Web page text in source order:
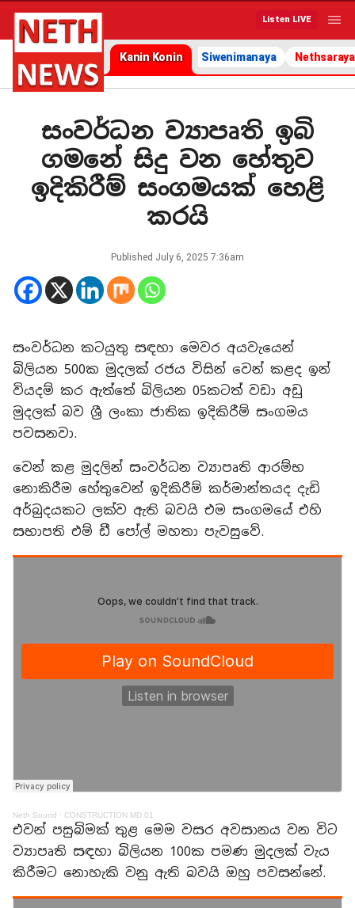
Listen LIVE
Kanin Konin Siwenimanaya Nethsaraya
සංවර්ධන ව්‍යාපෘති ඉබි
ගමනේ සිදු වන හේතුව
ඉදිකිරීම් සංගමයක් හෙළි
කරයි
Published July 6, 2025 7:36am
සංවර්ධන කටයුතු සඳහා මෙවර අයවැයෙන්
බිලියන 500ක මුදලක් රජය විසින් වෙන් කළද ඉන්
වියදම් කර ඇත්තේ බිලියන 05කටත් වඩා අඩු
මුදලක් බව ශ්‍රී ලංකා ජාතික ඉදිකිරීම් සංගමය
පවසනවා.
වෙන් කළ මුදලින් සංවර්ධන ව්‍යාපෘති ආරම්භ
නොකිරීම හේතුවෙන් ඉදිකිරීම් කර්මාන්තයද දැඩි
අර්බුදයකට ලක්ව ඇති බවයි එම සංගමයේ එහි
සභාපති එම් ඩී පෝල් මහතා පැවසුවේ.
Neth Sound · CONSTRUCTION MD 01
එවන් පසුබිමක් තුළ මෙම වසර අවසානය වන විට
ව්‍යාපෘති සඳහා බිලියන 100ක පමණ මුදලක් වැය
කිරීමට නොහැකි වනු ඇති බවයි ඔහු පවසන්නේ.